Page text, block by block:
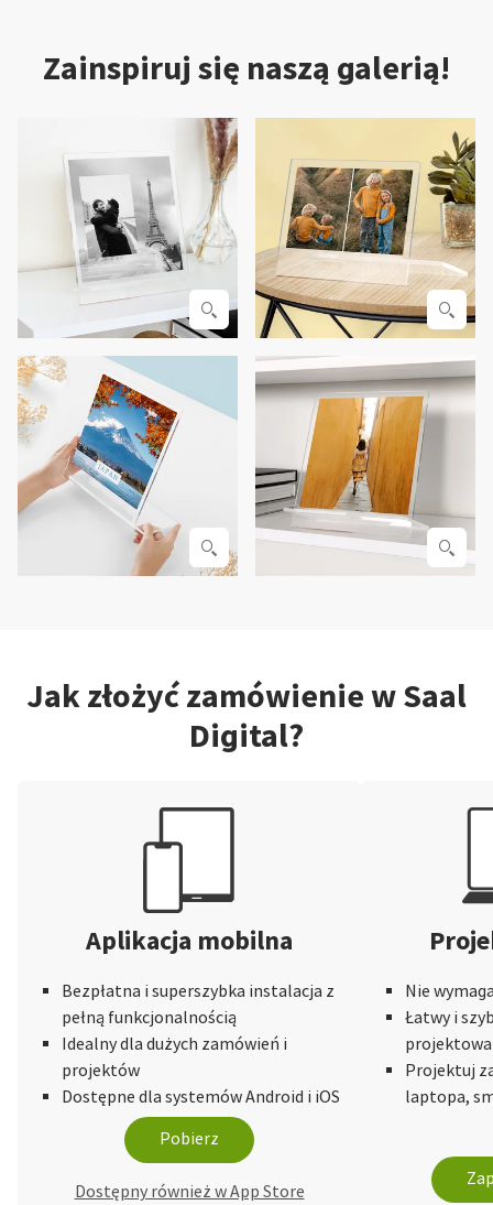
Zainspiruj się naszą galerią!
Jak złożyć zamówienie w Saal
Digital?
Aplikacja mobilna
Bezpłatna i superszybka instalacja z
pełną funkcjonalnością
Idealny dla dużych zamówień i
projektów
Dostępne dla systemów Android i iOS
Pobierz
Dostępny również w App Store
Nie
Łatwy i
Projektuj
laptopa,